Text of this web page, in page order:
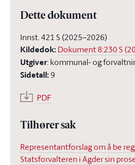
Dette dokument
Innst. 421 S (2025–2026)
Kildedok: Dokument 8:230 S
Utgiver:kommunal- og
Sidetall:9
PDF
Tilhører sak
Representantforslag om å be
Statsforvalteren i Agder sin